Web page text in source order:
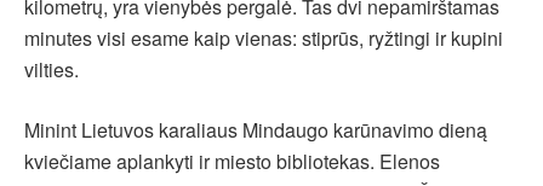
kilometrų, yra vienybės pergalė. Tas dvi nepamirštamas
minutes visi esame kaip vienas: stiprūs, ryžtingi ir kupini
vilties.
Minint Lietuvos karaliaus Mindaugo karūnavimo dieną
kviečiame aplankyti ir miesto bibliotekas. Elenos